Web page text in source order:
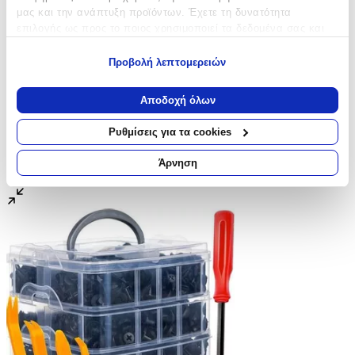
μας και την ανάπτυξη προϊόντων. Έχετε τη δυνατότητα
Να συλλέξουμε πληροφορίες σχετικά με τη γεωγραφική
σας τοποθεσία, οι οποίες μπορεί να είναι ακριβείς σε
απόσταση μερικών μέτρων
Να αναγνωρίσουμε τη συσκευή σας σαρώνοντας ενεργά
για συγκεκριμένα χαρακτηριστικά (δακτυλικό αποτύπωμα)
Μάθετε περισσότερα σχετικά με τον τρόπο επεξεργασίας των
προσωπικών σας δεδομένων και καθορίστε τις προτιμήσεις σας
ενότητα “Λεπτομέρειες”
. Μπορείτε να αλλάξετε ή να
ανακαλέσετε τη συγκατάθεσή σας ανά πάσα στιγμή από τη
Δήλωση Cookies.
Χρησιμοποιούμε cookies ώστε η τοποθεσία μας να λειτουργεί
σωστά, να εξατομικεύουμε περιεχόμενο και διαφημίσεις, να
παρέχουμε λειτουργίες μέσων κοινωνικής δικτύωσης και να
αναλύουμε την κυκλοφορία μας. Εμείς και οι 1022 συνεργάτες
μας επεξεργαζόμαστε προσωπικά σας δεδομένα, π.χ. τη
διεύθυνση IP σας, χρησιμοποιώντας τεχνολογία όπως cookies
Προβολή λεπτομερειών
Αποδοχή όλων
Ρυθμίσεις για τα cookies
Άρνηση